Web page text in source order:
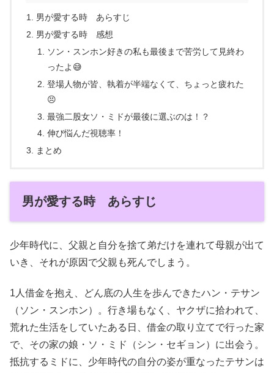
男が愛する時 あらすじ
男が愛する時 感想
ソン・スンホン好きの私も最後まで苦労して見終わ
ったよ😅
登場人物が皆、執着が半端なくて、ちょっと疲れた
😣
最強二股女ソ・ミドが最後に選ぶのは！？
伸び悩んだ視聴率！
まとめ
男が愛する時 あらすじ
少年時代に、父親と自分を捨て弟だけを連れて母親が出て
いき、それが原因で父親も死んでしまう。
1人借金を抱え、どん底の人生を歩んできたハン・テサン
（ソン・スンホン）。行き場もなく、ヤクザに拾われて、
荒れた生活をしていたある日、借金の取り立てで行った家
で、その家の娘・ソ・ミド（シン・セギョン）に出会う。
抵抗するミドに、少年時代の自分の姿が重なったテサンは